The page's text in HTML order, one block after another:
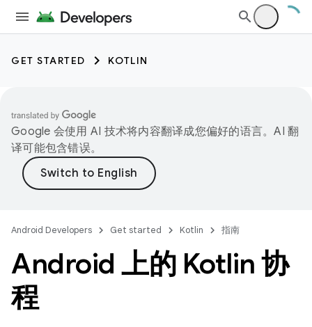
GET STARTED KOTLIN
Google 会使用 AI 技术将内容翻译成您偏好的语言。AI 翻
译可能包含错误。
Android Developers Get started Kotlin 指南
Android 上的 Kotlin 协
程